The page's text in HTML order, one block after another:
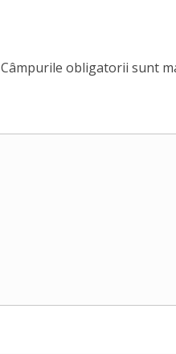
Câmpurile obligatorii sunt